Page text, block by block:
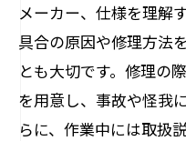
メーカー、仕様を理解
具合の原因や修理方法
とも大切です。修理の
を用意し、事故や怪我
らに、作業中には取扱